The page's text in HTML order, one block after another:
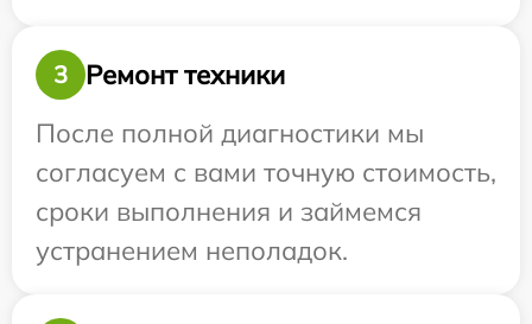
3
Ремонт техники
После полной диагностики мы
согласуем с вами точную стоимость,
сроки выполнения и займемся
устранением неполадок.